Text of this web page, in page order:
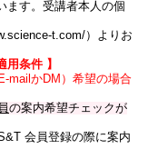
ます。受講者本人の個
t.com/）よりお
用条件 】
かDM）希望の場合
の案内希望チェックが
会員登録の際に案内